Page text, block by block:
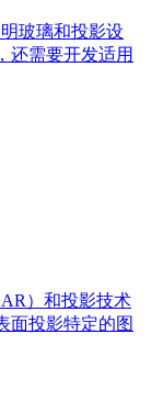
玻璃和投影设
还需要开发适用
）和投影技术
面投影特定的图